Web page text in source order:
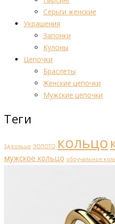
Серьги женские
Украшения
Запонки
Кулоны
Цепочки
Браслеты
Женские цепочки
Мужские цепочки
Теги
3д кольцо ЗОЛОТО кольцо
мужское кольцо обручальное